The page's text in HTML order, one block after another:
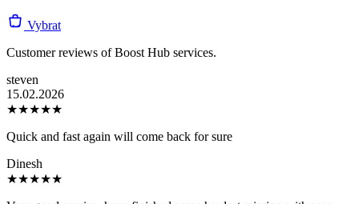
Vybrat
Customer reviews of Boost Hub services.
steven
15.02.2026
★★★★★
Quick and fast again will come back for sure
Dinesh
★★★★★